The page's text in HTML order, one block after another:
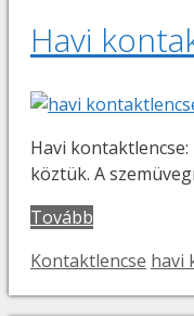
Havi
Havi
köztük. A
Tovább
Kategória
Kontaktlencse havi